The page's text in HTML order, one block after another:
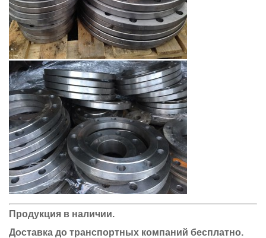
Продукция в наличии.
Доставка до транспортных компаний бесплатно.